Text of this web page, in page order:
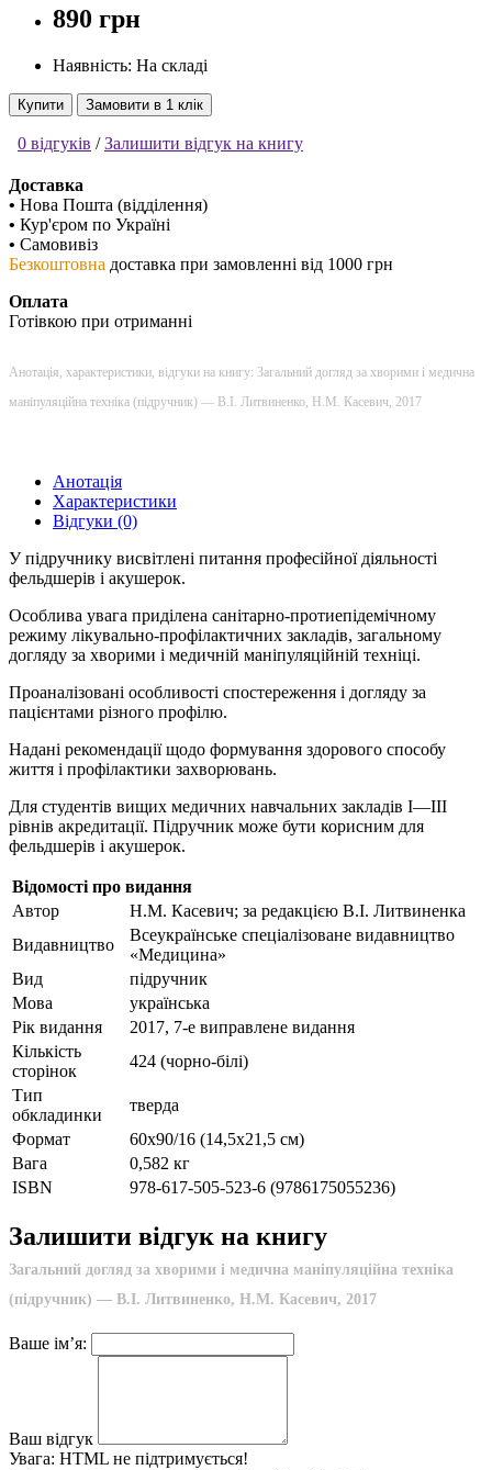
890 грн
Наявність: На складі
Купити Замовити в 1 клік
0 відгуків /Залишити відгук на книгу
Доставка
• Нова Пошта (відділення)
• Кур'єром по Україні
• Самовивіз
Безкоштовна доставка при замовленні від 1000 грн
Оплата
Готівкою при отриманні
Анотація, характеристики, відгуки на книгу: Загальний догляд за хворими і медична
маніпуляційна техніка (підручник) — В.І. Литвиненко, Н.М. Касевич, 2017
Анотація
Характеристики
Відгуки (0)
У підручнику висвітлені питання професійної діяльності
фельдшерів і акушерок.
Особлива увага приділена санітарно-протиепідемічному
режиму лікувально-профілактичних закладів, загальному
догляду за хворими і медичній маніпуляційній техніці.
Проаналізовані особливості спостереження і догляду за
пацієнтами різного профілю.
Надані рекомендації щодо формування здорового способу
життя і профілактики захворювань.
Для студентів вищих медичних навчальних закладів І—ІІІ
рівнів акредитації. Підручник може бути корисним для
фельдшерів і акушерок.
Відомості про видання
Автор
Н.М. Касевич; за редакцією В.І. Литвиненка
Видавництво
Всеукраїнське спеціалізоване видавництво
«Медицина»
Вид
підручник
Мова
українська
Рік видання
2017, 7-е виправлене видання
Кількість
сторінок
424 (чорно-білі)
Тип
обкладинки
тверда
Формат
60х90/16 (14,5х21,5 см)
Вага
0,582 кг
ISBN
978-617-505-523-6 (9786175055236)
Залишити відгук на книгу
Загальний догляд за хворими і медична маніпуляційна техніка
(підручник) — В.І. Литвиненко, Н.М. Касевич, 2017
Ваше ім’я:
Ваш відгук
Увага: HTML не підтримується!